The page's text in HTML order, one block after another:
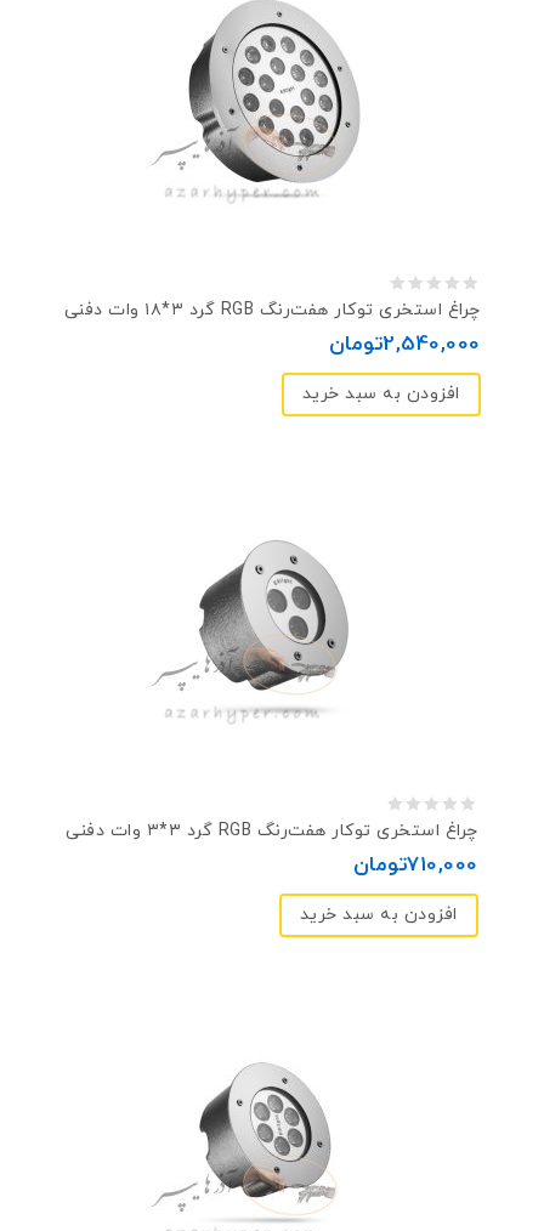
0
چراغ استخری توکار هفت‌رنگ RGB گرد ۳*۱۸ وات دفنی
2,540,000تومان
افزودن به سبد خرید
0
چراغ استخری توکار هفت‌رنگ RGB گرد ۳*۳ وات دفنی
710,000تومان
افزودن به سبد خرید